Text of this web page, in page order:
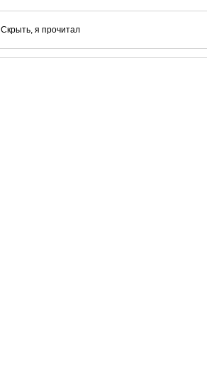
Скрыть, я прочитал